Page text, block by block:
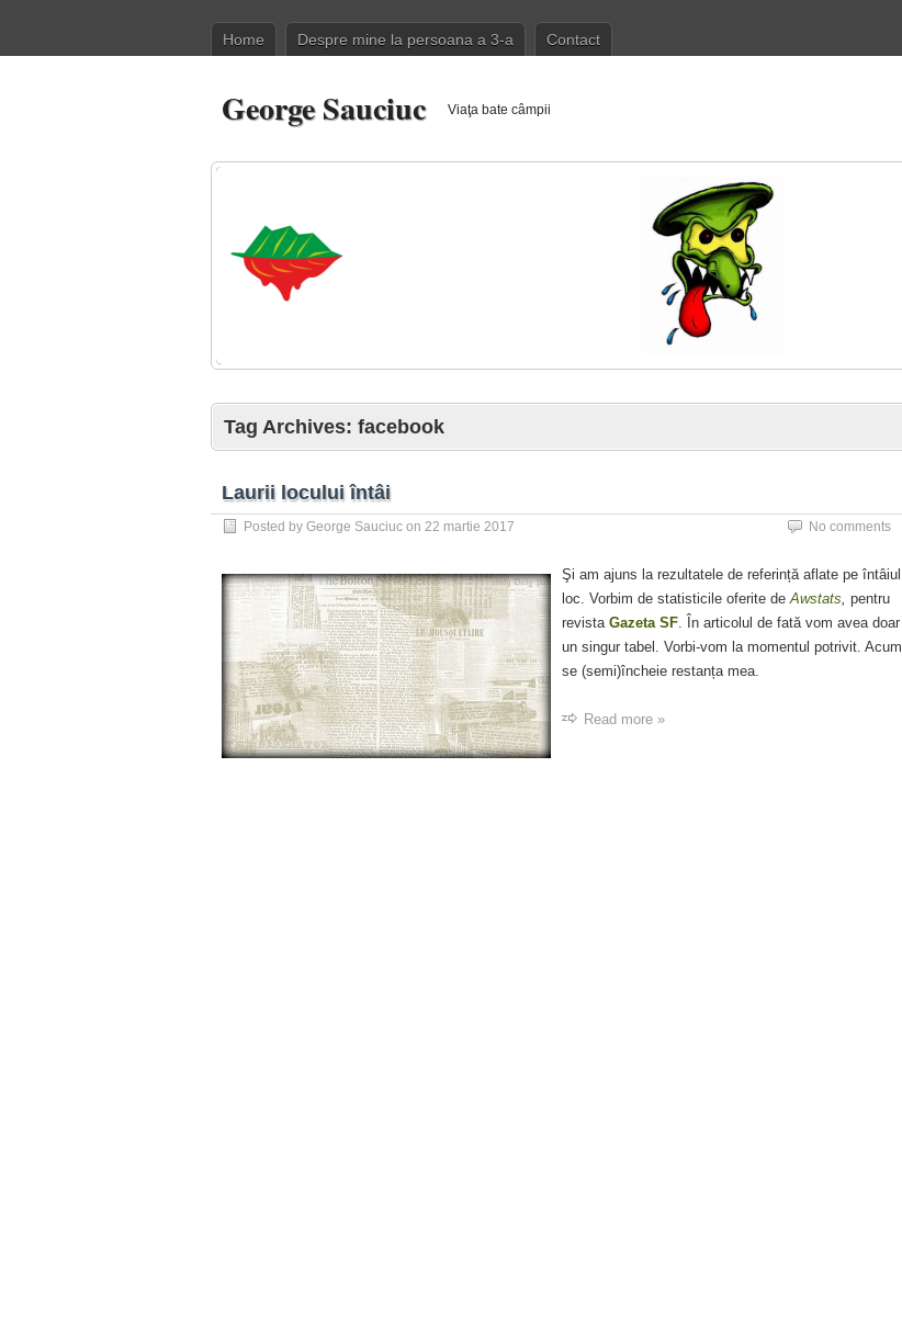
Home Despre mine la persoana a 3-a Contact
George Sauciuc Viaţa bate câmpii
Tag Archives: facebook
Laurii locului întâi
Posted by George Sauciuc on 22 martie 2017 No comments
Şi am ajuns la rezultatele de referință aflate pe întâiul
loc. Vorbim de statisticile oferite deAwstats, pentru
revista Gazeta SF. În articolul de fată vom avea doar
un singur tabel. Vorbi-vom la momentul potrivit. Acum
se (semi)încheie restanța mea.
Read more »